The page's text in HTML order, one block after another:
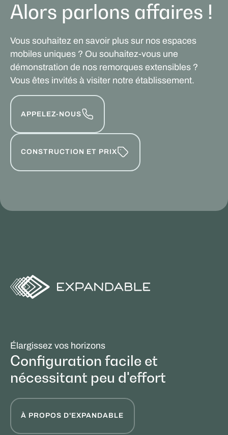
Alors parlons affaires !
Vous souhaitez en savoir plus sur nos espaces
mobiles uniques ? Ou souhaitez-vous une
démonstration de nos remorques extensibles ?
Vous êtes invités à visiter notre établissement.
APPELEZ-NOUS
CONSTRUCTION ET PRIX
Élargissez vos horizons
Configuration facile et
nécessitant peu d'effort
À PROPOS D'EXPANDABLE